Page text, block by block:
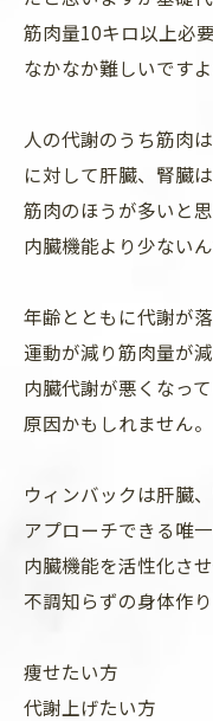
筋肉量10キロ以上必
なかなか難しいです
人の代謝のうち筋肉
に対して肝臓、腎臓
筋肉のほうが多いと
内臓機能より少ないん
年齢とともに代謝が
運動が減り筋肉量が
内臓代謝が悪くなっ
原因かもしれません。
ウィンバックは肝臓
アプローチできる唯
内臓機能を活性化さ
不調知らずの身体作
痩せたい方
代謝上げたい方